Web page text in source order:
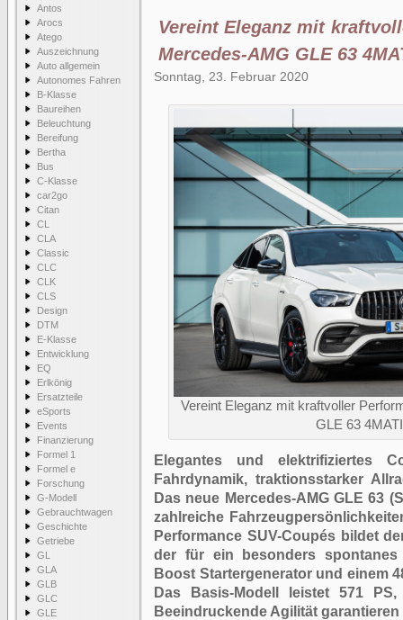
Antos
Arocs
Atego
Auszeichnung
Auto allgemein
Autonomes Fahren
B-Klasse
Baureihen
Beleuchtung
Bereifung
Bertha
Bus
C-Klasse
car2go
Citan
CL
CLA
Classic
CLC
CLK
CLS
Design
DTM
E-Klasse
Entwicklung
EQ
Erlkönig
Ersatzteile
eSports
Events
Finanzierung
Formel 1
Formel e
Forschung
G-Modell
Gebrauchtwagen
Geschichte
Getriebe
GL
GLA
GLB
GLC
GLE
Vereint Eleganz mit
Mercedes-AMG GLE 63
Sonntag, 23. Februar 2020
Vereint Eleganz mit kraftvoller
GLE 63
Elegantes und elektrifiziertes
Fahrdynamik, traktionsstarker
Das neue Mercedes-AMG GLE 63
zahlreiche
Performance SUV-Coupés bildet
der für ein besonders
Boost Startergenerator und einem
Das Basis-Modell leistet 571
Beeindruckende Agilität